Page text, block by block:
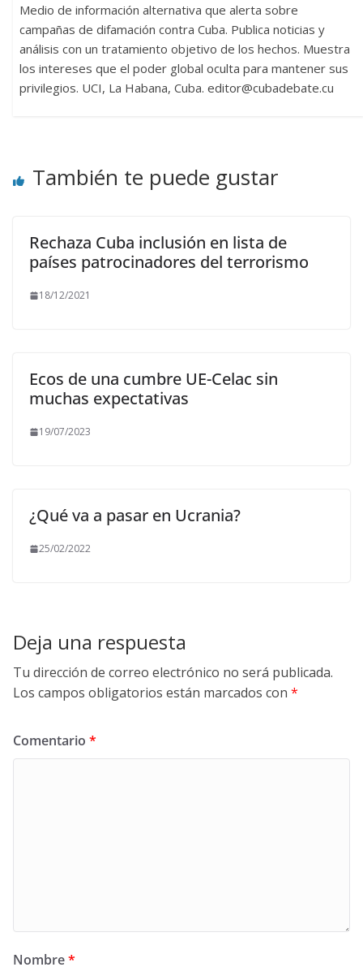
Medio de información alternativa que alerta sobre
campañas de difamación contra Cuba. Publica noticias y
análisis con un tratamiento objetivo de los hechos. Muestra
los intereses que el poder global oculta para mantener sus
privilegios. UCI, La Habana, Cuba. editor@cubadebate.cu
También te puede gustar
Rechaza Cuba inclusión en lista de
países patrocinadores del terrorismo
18/12/2021
Ecos de una cumbre UE-Celac sin
muchas expectativas
19/07/2023
¿Qué va a pasar en Ucrania?
25/02/2022
Deja una respuesta
Tu dirección de correo electrónico no será publicada.
Los campos obligatorios están marcados con *
Comentario *
Nombre*